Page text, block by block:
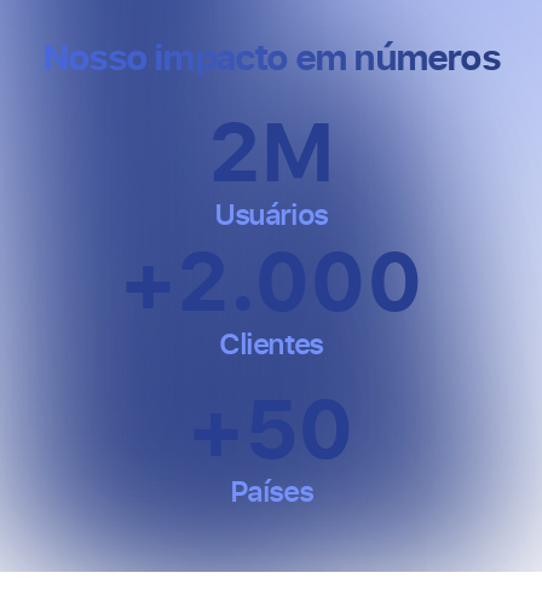
Nosso impacto em números​
2M
Usuários
+ 2.000
Clientes
50
Países